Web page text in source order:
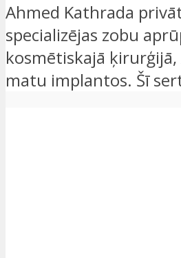
Ahmed Kathrada
specializējas zobu
kosmētiskajā ķirurģijā,
matu implantos. Šī